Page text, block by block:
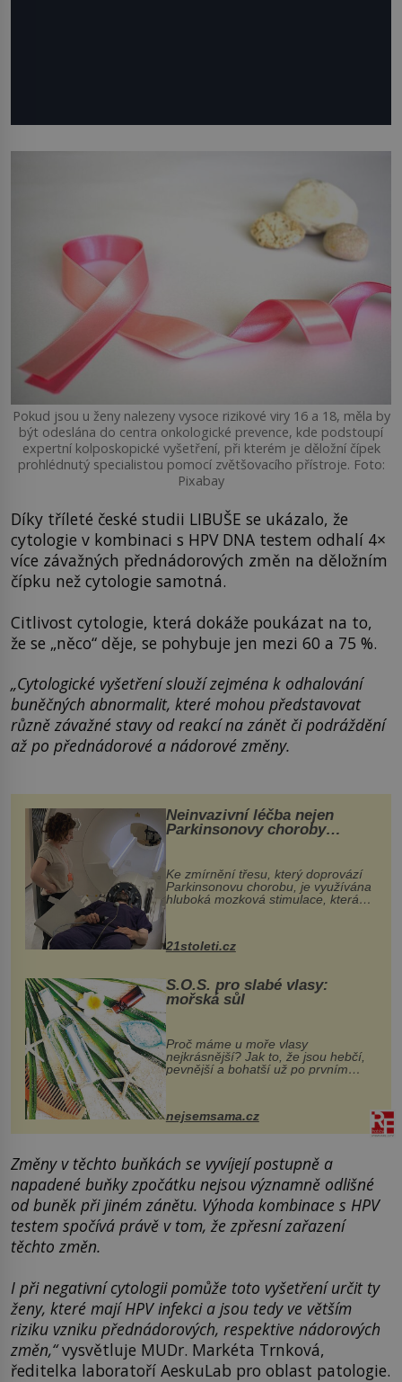
Pokud jsou u ženy nalezeny vysoce rizikové viry 16 a 18, měla by
být odeslána do centra onkologické prevence, kde podstoupí
expertní kolposkopické vyšetření, při kterém je děložní čípek
prohlédnutý specialistou pomocí zvětšovacího přístroje. Foto:
Pixabay
Díky tříleté české studii LIBUŠE se ukázalo, že
cytologie v kombinaci s HPV DNA testem odhalí 4×
více závažných přednádorových změn na děložním
čípku než cytologie samotná.
Citlivost cytologie, která dokáže poukázat na to,
že se „něco“ děje, se pohybuje jen mezi 60 a 75 %.
„Cytologické vyšetření slouží zejména k odhalování
buněčných abnormalit, které mohou představovat
různě závažné stavy od reakcí na zánět či podráždění
až po přednádorové a nádorové změny.
Neinvazivní léčba nejen
Parkinsonovy choroby
Ke zmírnění třesu, který doprovází
Parkinsonovu chorobu, je využívána
hluboká mozková stimulace, která
však vyžaduje vysoce invazivní
k dostatečně přesnému zacílení ...
21stoleti.cz
S.O.S. pro slabé vlasy:
mořská sůl
Proč máme u moře vlasy
nejkrásnější? Jak to, že jsou hebčí,
pevnější a bohatší už po prvním
vlasy. ...
nejsemsama.cz
Změny v těchto buňkách se vyvíjejí postupně a
napadené buňky zpočátku nejsou významně odlišné
od buněk při jiném zánětu. Výhoda kombinace s HPV
testem spočívá právě v tom, že zpřesní zařazení
těchto změn.
I při negativní cytologii pomůže toto vyšetření určit ty
ženy, které mají HPV infekci a jsou tedy ve větším
riziku vzniku přednádorových, respektive nádorových
změn,“vysvětluje MUDr. Markéta Trnková,
ředitelka laboratoří AeskuLab pro oblast patologie.